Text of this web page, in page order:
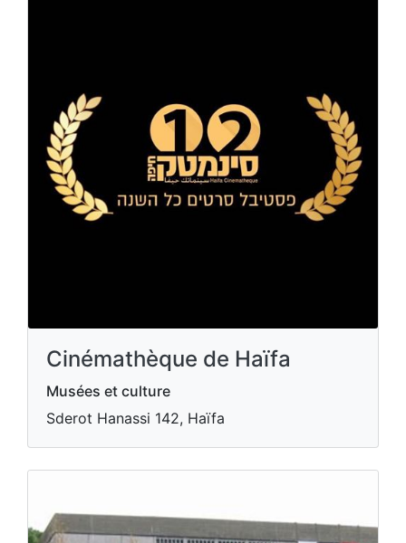
Cinémathèque de Haïfa
Musées et culture
Sderot Hanassi 142, Haïfa